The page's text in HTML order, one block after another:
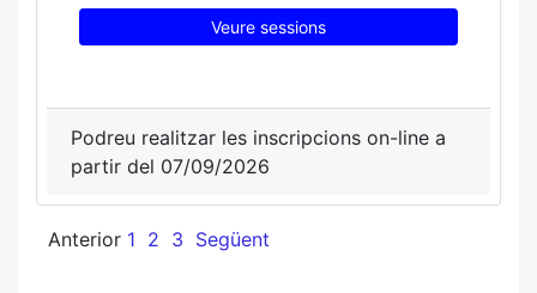
Veure sessions
Podreu realitzar les inscripcions on-line a
partir del 07/09/2026
Anterior 1 2 3 Següent